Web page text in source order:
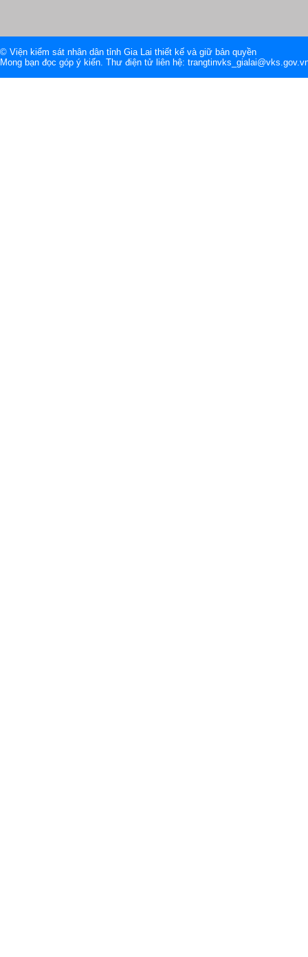
© Viện kiểm sát nhân dân tỉnh Gia Lai thiết kế và giữ bản quyền
Mong bạn đọc góp ý kiến. Thư điện tử liên hệ: